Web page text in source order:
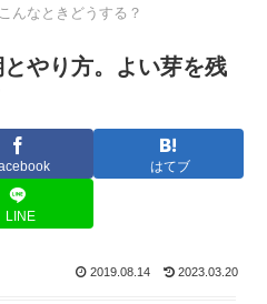
んなときどうする？
やり方。よい芽を残
はてブ
LINE
2019.08.14 2023.03.20